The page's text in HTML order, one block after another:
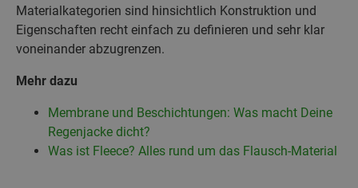
Materialkategorien sind hinsichtlich Konstruktion und
Eigenschaften recht einfach zu definieren und sehr klar
voneinander abzugrenzen.
Mehr dazu
Membrane und Beschichtungen: Was macht Deine
Regenjacke dicht?
Was ist Fleece? Alles rund um das Flausch-Material